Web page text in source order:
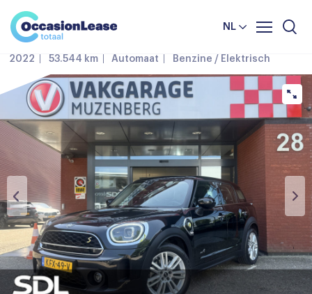
NL
Nieuws en tips
Over ons
Terug
MINI Countryman
2022 53.544 km Automaat Benzine / Elektrisch